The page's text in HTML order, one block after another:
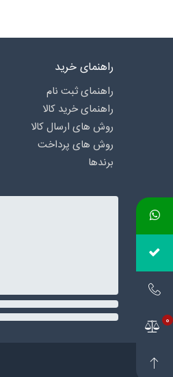
راهنمای خرید
راهنمای ثبت نام
راهنمای خرید کالا
روش های ارسال کالا
روش های پرداخت
برندها
0